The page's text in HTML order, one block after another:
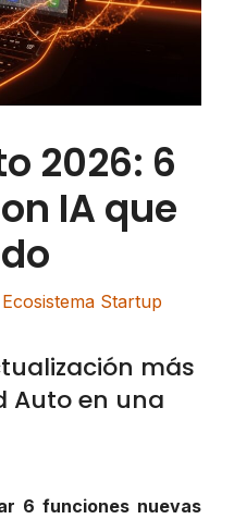
2026: 6
IA que
Startup
más
Auto en una
6 funciones nuevas